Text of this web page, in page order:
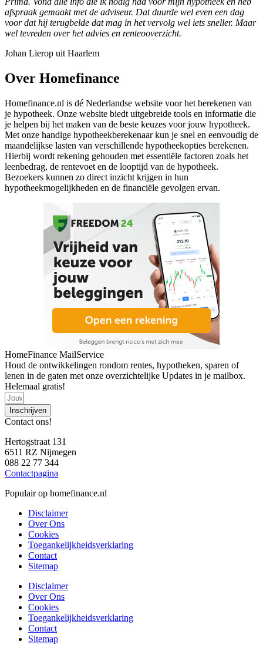
afspraak gemaakt met de adviseur. Dat duurde wel even een dag
voor dat hij terugbelde dat mag in het vervolg wel iets sneller. Maar
wel tevreden over het advies en renteooverzicht.
Johan Lierop uit Haarlem
Over Homefinance
Homefinance.nl is dé Nederlandse website voor het berekenen van
je hypotheek. Onze website biedt uitgebreide tools en informatie die
je helpen bij het maken van de beste keuzes voor jouw hypotheek.
Met onze handige hypotheekberekenaar kun je snel en eenvoudig de
maandelijkse lasten van verschillende hypotheekopties berekenen.
Hierbij wordt rekening gehouden met essentiële factoren zoals het
leenbedrag, de rentevoet en de looptijd van de hypotheek.
Bezoekers kunnen zo direct inzicht krijgen in hun
hypotheekmogelijkheden en de financiële gevolgen ervan.
HomeFinance MailService
Houd de ontwikkelingen rondom rentes, hypotheken, sparen of
lenen in de gaten met onze overzichtelijke Updates in je mailbox.
Helemaal gratis!
Inschrijven
Contact ons!
Hertogstraat 131
6511 RZ Nijmegen
088 22 77 344
Contactpagina
Populair op homefinance.nl
Disclaimer
Over Ons
Cookies
Toegankelijkheidsverklaring
Contact
Sitemap
Disclaimer
Over Ons
Cookies
Toegankelijkheidsverklaring
Contact
Sitemap